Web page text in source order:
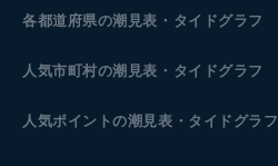
各都道府県の潮見表 ・タイドグラフ
人気市町村の潮見表・タイドグラフ
人気ポイントの潮見表・タイドグラフ